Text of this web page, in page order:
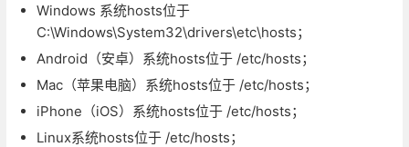
Windows 系统hosts位于
C:\Windows\System32\drivers\etc\hosts；
Android（安卓）系统hosts位于 /etc/hosts；
Mac（苹果电脑）系统hosts位于 /etc/hosts；
iPhone（iOS）系统hosts位于 /etc/hosts；
Linux系统hosts位于 /etc/hosts；